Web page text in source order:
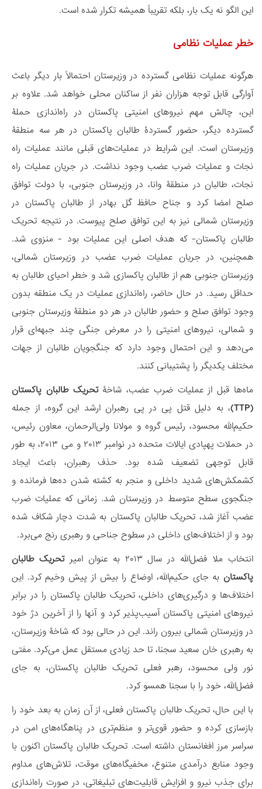
این الگو نه یک بار، بلکه تقریباً همیشه تکرار شده است.
خطر عملیات نظامی
هرگونه عملیات نظامی گسترده در وزیرستان احتمالاً بار دیگر باعث
آوارگی قابل توجه هزاران نفر از ساکنان محلی خواهد شد. علاوه بر
این، چالش مهم نیروهای امنیتی پاکستان در راه‌اندازی حملۀ
گسترده دیگر، حضور گستردۀ طالبان پاکستان در هر سه منطقۀ
وزیرستان است. این شرایط در عملیات‌های قبلی مانند عملیات راه
نجات و عملیات ضرب عضب وجود نداشت. در جریان عملیات راه
نجات، طالبان در منطقۀ وانا، در وزیرستان جنوبی، با دولت توافق
صلح امضا کرد و جناح حافظ گل بهادر از طالبان پاکستان در
وزیرستان شمالی نیز به این توافق صلح پیوست. در نتیجه تحریک
طالبان پاکستان- که هدف اصلی این عملیات بود - منزوی شد.
همچنین، در جریان عملیات ضرب عضب در وزیرستان شمالی،
وزیرستان جنوبی هم از طالبان پاکسازی شد و خطر احیای طالبان به
حداقل رسید. در حال حاضر، راه‌اندازی عملیات در یک منطقه بدون
وجود توافق صلح و حضور طالبان در هر دو منطقۀ وزیرستان جنوبی
و شمالی، نیروهای امنیتی را در معرض جنگی چند جبهه‌ای قرار
می‌دهد و این احتمال وجود دارد که جنگجویان طالبان از جهات
مختلف یکدیگر را پشتیبانی کنند.
ماه‌ها قبل از عملیات ضرب عضب، شاخۀتحریک طالبان پاکستان
(TTP)
، به دلیل قتل‌ پی در پی رهبران ارشد این گروه، از جمله
حکیم‌الله محسود، رئیس گروه و مولانا ولی‌الرحمان، معاون رئیس،
در حملات پهپادی ایالات متحده در نوامبر ۲۰۱۳ و می ۲۰۱۳، به طور
قابل توجهی تضعیف شده بود. حذف‌ رهبران، باعث ایجاد
کشمکش‌های شدید داخلی و منجر به کشته شدن ده‌ها فرمانده و
جنگجوی سطح متوسط در وزیرستان شد. زمانی که عملیات ضرب
عضب آغاز شد، تحریک طالبان پاکستان به شدت دچار شکاف شده
بود و از اختلاف‌های داخلی در سطوح جناحی و رهبری رنج می‌برد.
انتخاب ملا فضل‌الله در سال ۲۰۱۳ به عنوان امیر
تحریک طالبان
پاکستان به جای حکیم‌الله، اوضاع را بیش از پیش وخیم کرد. این
اختلاف‌ها و درگیری‌های داخلی، تحریک طالبان پاکستان را در برابر
نیروهای امنیتی پاکستان آسیب‌پذیر کرد و آنها را از آخرین دژ خود
در وزیرستان شمالی بیرون راند. این در حالی بود که شاخۀ وزیرستان،
به رهبری خان سعید سجنا، تا حد زیادی مستقل عمل می‌کرد. مفتی
نور ولی محسود، رهبر فعلی تحریک طالبان پاکستان، به جای
فضل‌الله، خود را با سجنا همسو کرد.
با این حال، تحریک طالبان پاکستان فعلی، از آن زمان به بعد خود را
بازسازی کرده و حضور قوی‌تر و منظم‌تری در پناهگاه‌های امن در
سراسر مرز افغانستان داشته است. تحریک طالبان پاکستان اکنون با
وجود منابع درآمدی متنوع، مخفیگاه‌های موقت، تلاش‌های مداوم
برای جذب نیرو و افزایش قابلیت‌های تبلیغاتی، در صورت راه‌اندازی